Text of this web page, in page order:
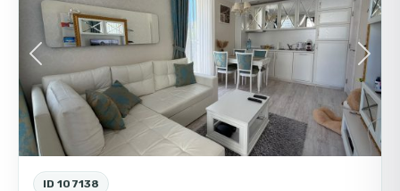
Previous Next
ID 107138